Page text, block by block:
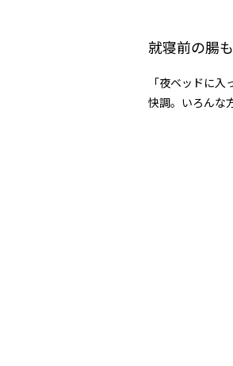
就寝前の腸
「夜ベッドに
快調。いろんな